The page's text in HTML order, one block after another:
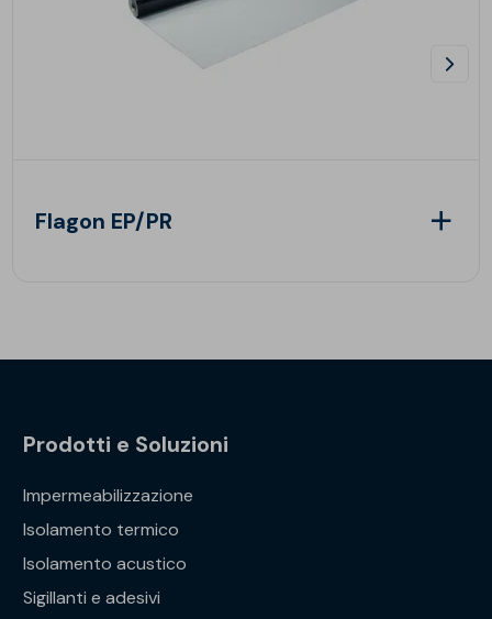
Flagon EP/PR
Prodotti e Soluzioni
Impermeabilizzazione
Isolamento termico
Isolamento acustico
Sigillanti e adesivi